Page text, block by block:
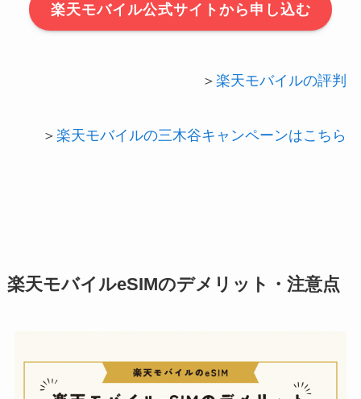
楽天モバイル公式サイトから申し込む
＞楽天モバイルの評判
＞楽天モバイルの三木谷キャンペーンはこちら
楽天モバイルeSIMのデメリット・注意点